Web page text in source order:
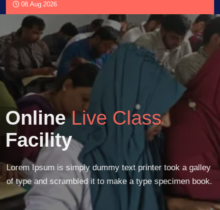
08.Aug.2026
OnlineLive Class
Facility
Lorem Ipsum is simply dummy text printer took a galley
of type and scrambled it to make a type specimen book.